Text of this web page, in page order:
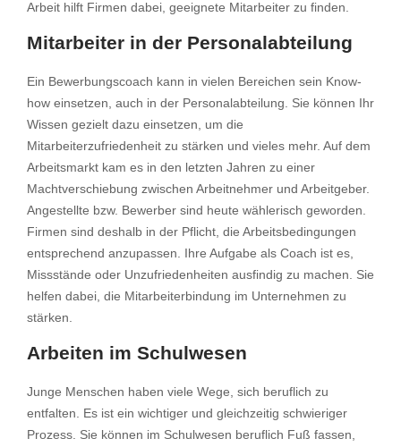
Arbeit hilft Firmen dabei, geeignete Mitarbeiter zu finden.
Mitarbeiter in der Personalabteilung
Ein Bewerbungscoach kann in vielen Bereichen sein Know-
how einsetzen, auch in der Personalabteilung. Sie können Ihr
Wissen gezielt dazu einsetzen, um die
Mitarbeiterzufriedenheit zu stärken und vieles mehr. Auf dem
Arbeitsmarkt kam es in den letzten Jahren zu einer
Machtverschiebung zwischen Arbeitnehmer und Arbeitgeber.
Angestellte bzw. Bewerber sind heute wählerisch geworden.
Firmen sind deshalb in der Pflicht, die Arbeitsbedingungen
entsprechend anzupassen. Ihre Aufgabe als Coach ist es,
Missstände oder Unzufriedenheiten ausfindig zu machen. Sie
helfen dabei, die Mitarbeiterbindung im Unternehmen zu
stärken.
Arbeiten im Schulwesen
Junge Menschen haben viele Wege, sich beruflich zu
entfalten. Es ist ein wichtiger und gleichzeitig schwieriger
Prozess. Sie können im Schulwesen beruflich Fuß fassen,